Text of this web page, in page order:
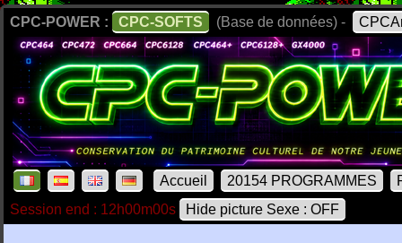
CPC-POWER : CPC-SOFTS (Base de données) -
Accueil 20154 PROGRAMMES
Session end : 12h00m00s
Hide picture Sexe : OFF